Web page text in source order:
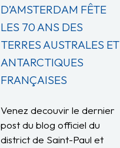
D’AMSTERDAM FÊTE
LES 70 ANS DES
TERRES AUSTRALES ET
ANTARCTIQUES
FRANÇAISES
Venez decouvir le dernier
post du blog officiel du
district de Saint-Paul et